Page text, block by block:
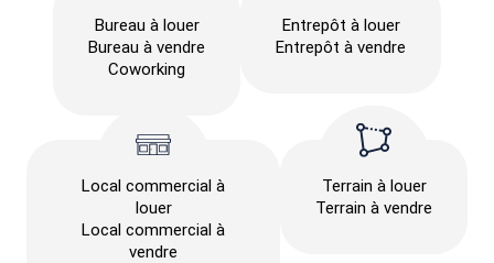
Bureau à louer
Bureau à vendre
Coworking
Entrepôt à louer
Entrepôt à vendre
Local commercial à
louer
Local commercial à
vendre
Terrain à louer
Terrain à vendre